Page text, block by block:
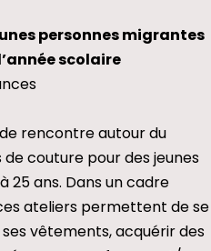
personnes migrantes
scolaire
de rencontre autour du
couture pour des jeunes
25 ans. Dans un cadre
ateliers permettent de se
vêtements, acquérir des